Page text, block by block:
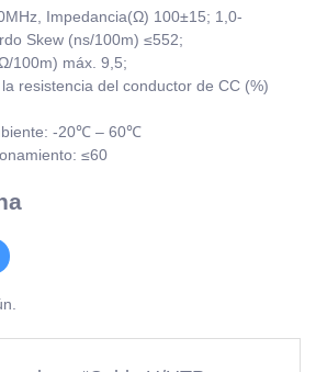
Impedancia(Ω) 100±15; 1,0-
Skew (ns/100m) ≤552;
100m) máx. 9,5;
resistencia del conductor de CC (%)
-20℃ – 60℃
≤60